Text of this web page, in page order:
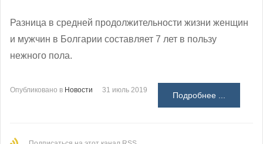
Разница в средней продолжительности жизни женщин
и мужчин в Болгарии составляет 7 лет в пользу
нежного пола.
Опубликовано в Новости 31 июль 2019
Подробнее ...